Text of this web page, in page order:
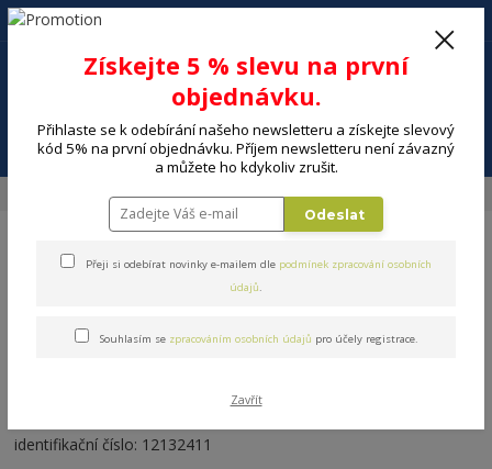
Menu
+420 602 494 600
OBCHODNÍ PODMÍNKY
identifikační číslo: 12132411
Získejte 5 % slevu na první
objednávku.
Přihlaste se k odebírání našeho newsletteru a získejte slevový
kód 5% na první objednávku. Příjem newsletteru není závazný
a můžete ho kdykoliv zrušit.
Odeslat
Přeji si odebírat novinky e-mailem dle podmínek zpracování osobních
údajů.
Souhlasím se zpracováním osobních údajů pro účely registrace.
Zavřít